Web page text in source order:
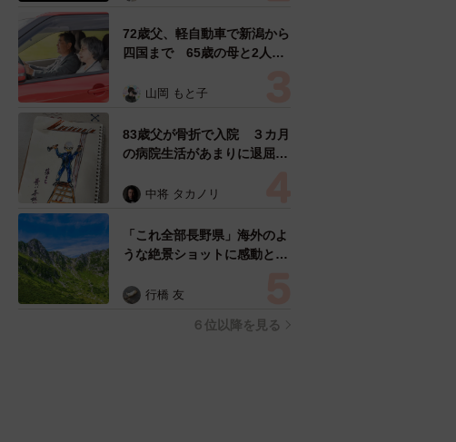
表の訴え
72歳父、軽自動車で新潟から
四国まで 65歳の母と2人で
憩まで分刻み… 「大学生で
山岡 もと子
83歳父が骨折で入院 ３カ月
の病院生活があまりに退屈で
い！」→スケッチブックを見
すよ…」
中将 タカノリ
「これ全部長野県」海外のよ
うな絶景ショットに感動と反
ったんだって気づいた」
行橋 友
６位以降を見る